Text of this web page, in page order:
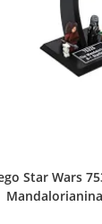
Star Wars
Mandalorianina